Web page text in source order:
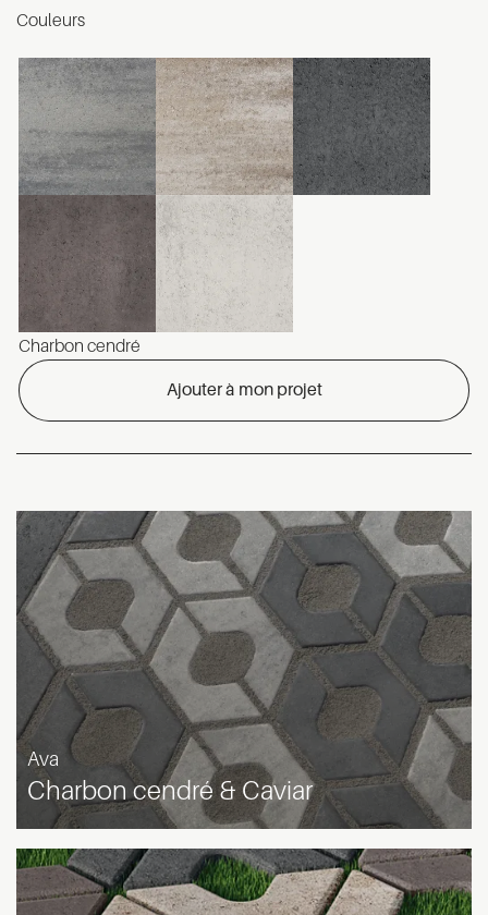
Couleurs
Charbon cendré
Ajouter à mon projet
Ava
Charbon cendré & Caviar